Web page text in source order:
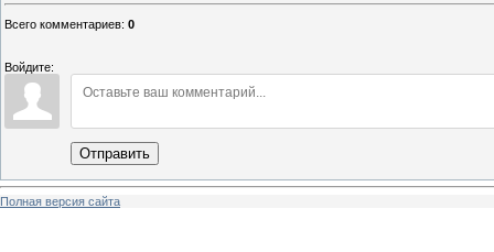
Всего комментариев: 0
Войдите:
Отправить
Полная версия сайта